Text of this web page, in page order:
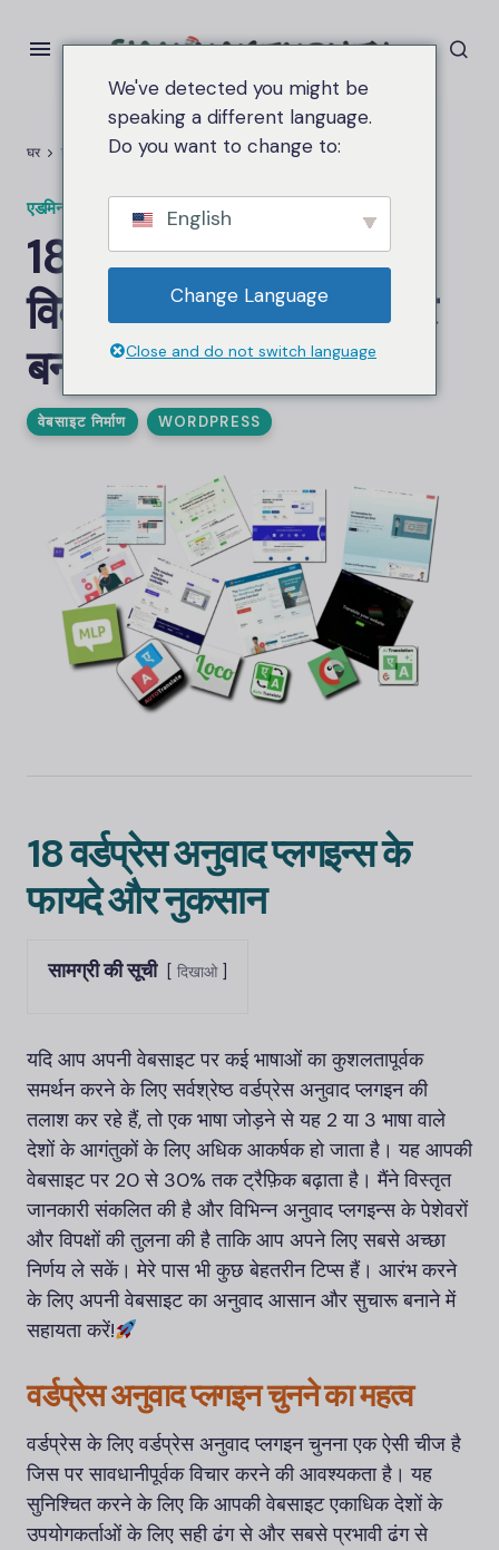
घर 18 वर्डप्रेस अनुवाद प्लगइन विकल्प एक बहुभाषी साइट बनाएँ
एडमिन.सियामकेमनीपर मार्च 24, 2025
18 वर्डप्रेस अनुवाद प्लगइन
विकल्प
एक बहुभाषी साइट
बनाएँ
वेबसाइट निर्माण WORDPRESS
18 वर्डप्रेस अनुवाद प्लगइन्स के
फायदे और नुकसान
सामग्री की सूची दिखाओ
यदि आप अपनी वेबसाइट पर कई भाषाओं का कुशलतापूर्वक
समर्थन करने के लिए सर्वश्रेष्ठ वर्डप्रेस अनुवाद प्लगइन की
तलाश कर रहे हैं, तो एक भाषा जोड़ने से यह 2 या 3 भाषा वाले
देशों के आगंतुकों के लिए अधिक आकर्षक हो जाता है। यह आपकी
वेबसाइट पर 20 से 30% तक ट्रैफ़िक बढ़ाता है। मैंने विस्तृत
जानकारी संकलित की है और विभिन्न अनुवाद प्लगइन्स के पेशेवरों
और विपक्षों की तुलना की है ताकि आप अपने लिए सबसे अच्छा
निर्णय ले सकें। मेरे पास भी कुछ बेहतरीन टिप्स हैं। आरंभ करने
के लिए अपनी वेबसाइट का अनुवाद आसान और सुचारू बनाने में
सहायता करें!
वर्डप्रेस अनुवाद प्लगइन चुनने का महत्व
वर्डप्रेस के लिए वर्डप्रेस अनुवाद प्लगइन चुनना एक ऐसी चीज है
जिस पर सावधानीपूर्वक विचार करने की आवश्यकता है। यह
सुनिश्चित करने के लिए कि आपकी वेबसाइट एकाधिक देशों के
उपयोगकर्ताओं के लिए सही ढंग से और सबसे प्रभावी ढंग से
We've detected you might be
speaking a different language.
Do you want to change to:
English
Change Language
Close and do not switch language